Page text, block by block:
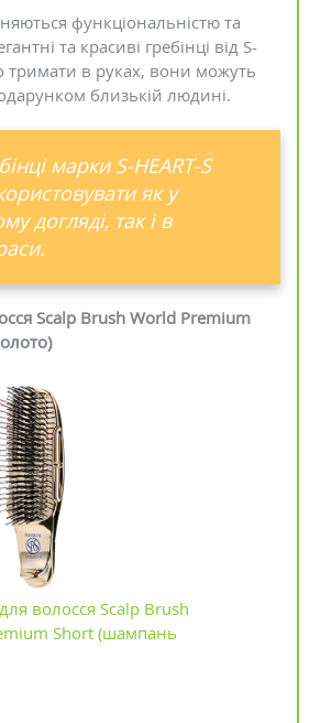
функціональністю та
та красиві гребінці від S-
тримати в руках, вони можуть
близькій людині.
марки S-HEART-S
як у
догляді, так і в
Scalp Brush World Premium
волосся Scalp Brush
Short (шампань